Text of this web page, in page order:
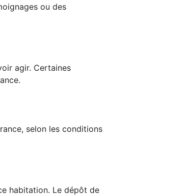
ou des
agir. Certaines
selon les conditions
habitation. Le dépôt de